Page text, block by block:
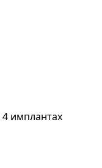
имплантах